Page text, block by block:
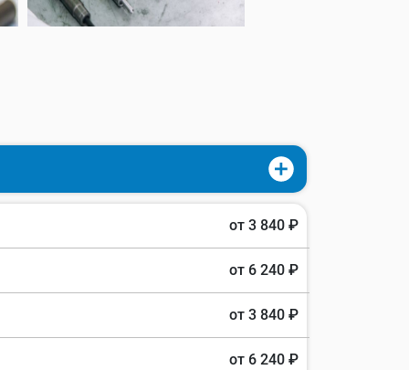
от 3 840 ₽
от 6 240 ₽
от 3 840 ₽
от 6 240 ₽